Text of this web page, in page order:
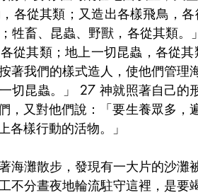
，各從其類；又造出各樣飛鳥
牲畜、昆蟲、野獸，各從其類
從其類；地上一切昆蟲，各從
著我們的樣式造人，使他們管理
切昆蟲。」 27 神就照著自己的
，又對他們說：「要生養眾多，
各樣行動的活物。」
灘散步，發現有一大片的沙灘
不分晝夜地輪流駐守這裡，是要